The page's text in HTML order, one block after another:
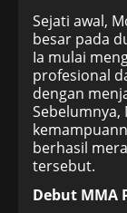
Sejati awal,
besar pada
Ia mulai
profesional
dengan
Sebelumnya,
berhasil
tersebut.
Debut MMA